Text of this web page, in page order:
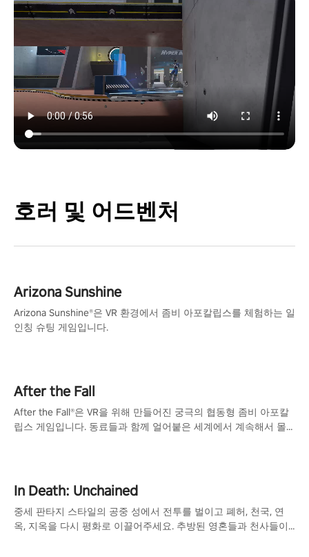
호러 및 어드벤처
Arizona Sunshine
Arizona Sunshine®은 VR 환경에서 좀비 아포칼립스를 체험하는 일
인칭 슈팅 게임입니다.
After the Fall
After the Fall®은 VR을 위해 만들어진 궁극의 협동형 좀비 아포칼
립스 게임입니다. 동료들과 함께 얼어붙은 세계에서 계속해서 몰
In Death: Unchained
중세 판타지 스타일의 공중 성에서 전투를 벌이고 폐허, 천국, 연
옥, 지옥을 다시 평화로 이끌어주세요. 추방된 영혼들과 천사들이